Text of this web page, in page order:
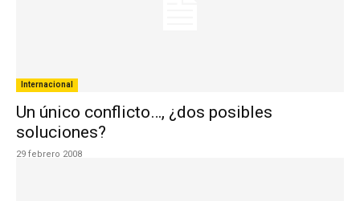
Internacional
Un único conflicto…, ¿dos posibles
soluciones?
29 febrero 2008